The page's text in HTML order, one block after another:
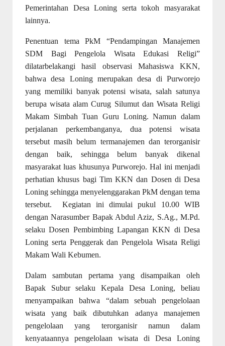
Pemerintahan Desa Loning serta tokoh masyarakat
lainnya.
Penentuan tema PkM “Pendampingan Manajemen
SDM Bagi Pengelola Wisata Edukasi Religi”
dilatarbelakangi hasil observasi Mahasiswa KKN,
bahwa desa Loning merupakan desa di Purworejo
yang memiliki banyak potensi wisata, salah satunya
berupa wisata alam Curug Silumut dan Wisata Religi
Makam Simbah Tuan Guru Loning. Namun dalam
perjalanan perkembanganya, dua potensi wisata
tersebut masih belum termanajemen dan terorganisir
dengan baik, sehingga belum banyak dikenal
masyarakat luas khusunya Purworejo. Hal ini menjadi
perhatian khusus bagi Tim KKN dan Dosen di Desa
Loning sehingga menyelenggarakan PkM dengan tema
tersebut.
Kegiatan ini dimulai pukul 10.00 WIB
dengan Narasumber Bapak Abdul Aziz, S.Ag., M.Pd.
selaku Dosen Pembimbing Lapangan KKN di Desa
Loning serta Penggerak dan Pengelola Wisata Religi
Makam Wali Kebumen.
Dalam sambutan pertama yang disampaikan oleh
Bapak Subur selaku Kepala Desa Loning, beliau
menyampaikan bahwa “dalam sebuah pengelolaan
wisata yang baik dibutuhkan adanya manajemen
pengelolaan yang terorganisir namun dalam
kenyataannya pengelolaan wisata di Desa Loning